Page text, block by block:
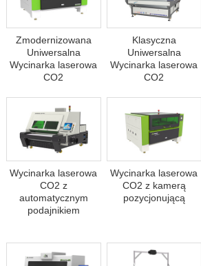
Zmodernizowana
Uniwersalna
Wycinarka laserowa
CO2
Klasyczna
Uniwersalna
Wycinarka laserowa
CO2
Wycinarka laserowa
CO2 z
automatycznym
podajnikiem
Wycinarka laserowa
CO2 z kamerą
pozycjonującą